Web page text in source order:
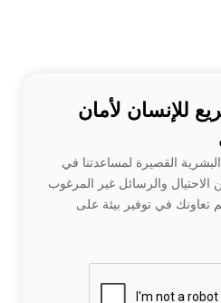
للإنسان لأمان
القصيرة لمساعدتنا في
والرسائل غير المرغوب
تعاونك في توفير بيئة على